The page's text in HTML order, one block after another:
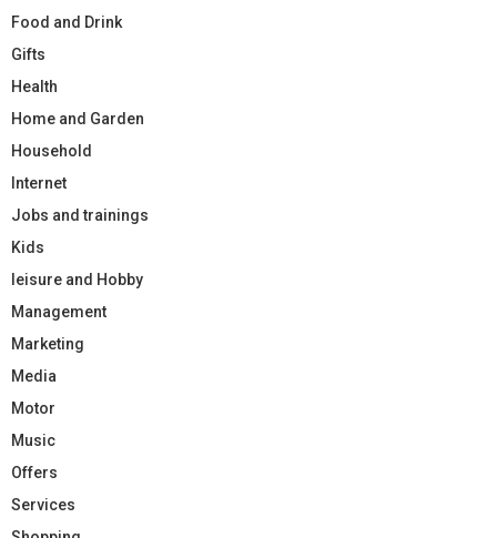
Food and Drink
Gifts
Health
Home and Garden
Household
Internet
Jobs and trainings
Kids
leisure and Hobby
Management
Marketing
Media
Motor
Music
Offers
Services